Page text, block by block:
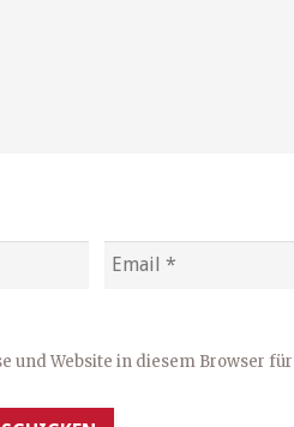
und Website in diesem Browser